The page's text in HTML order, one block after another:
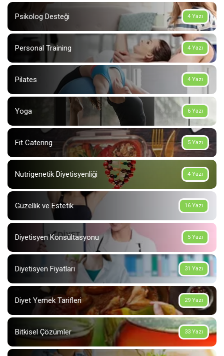
4 Yazı
Psikolog Desteği
4 Yazı
Personal Training
4 Yazı
Pilates
6 Yazı
Yoga
5 Yazı
Fit Catering
4 Yazı
Nutrigenetik Diyetisyenliği
16 Yazı
Güzellik ve Estetik
5 Yazı
Diyetisyen Konsültasyonu
31 Yazı
Diyetisyen Fiyatları
29 Yazı
Diyet Yemek Tarifleri
33 Yazı
Bitkisel Çözümler